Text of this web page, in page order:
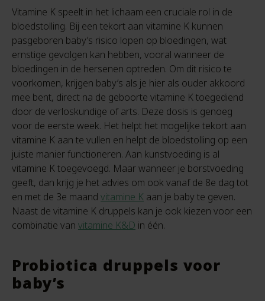
Vitamine K speelt in het lichaam een cruciale rol in de
bloedstolling. Bij een tekort aan vitamine K kunnen
pasgeboren baby’s risico lopen op bloedingen, wat
ernstige gevolgen kan hebben, vooral wanneer de
bloedingen in de hersenen optreden. Om dit risico te
voorkomen, krijgen baby’s als je hier als ouder akkoord
mee bent, direct na de geboorte vitamine K toegediend
door de verloskundige of arts. Deze dosis is genoeg
voor de eerste week. Het helpt het mogelijke tekort aan
vitamine K aan te vullen en helpt de bloedstolling op een
juiste manier functioneren. Aan kunstvoeding is al
vitamine K toegevoegd. Maar wanneer je borstvoeding
geeft, dan krijg je het advies om ook vanaf de 8e dag tot
en met de 3e maand vitamine K aan je baby te geven.
Naast de vitamine K druppels kan je ook kiezen voor een
combinatie van vitamine K&D in één.
Probiotica druppels voor
baby’s